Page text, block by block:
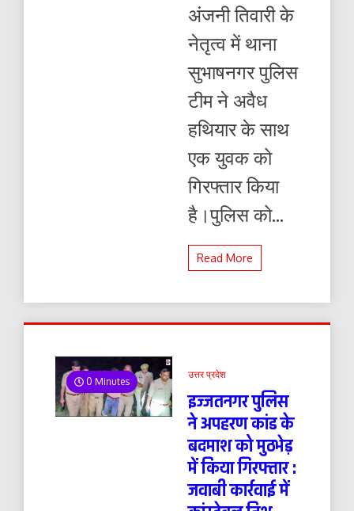
अंजनी तिवारी के
नेतृत्व में थाना
सुभाषनगर पुलिस
टीम ने अवैध
हथियार के साथ
एक युवक को
गिरफ्तार किया
है।पुलिस को...
Read More
0 Minutes
उत्तर प्रदेश
इज्जतनगर पुलिस
ने अपहरण कांड के
बदमाश को मुठभेड़
में किया गिरफ्तार :
जवाबी कार्रवाई में